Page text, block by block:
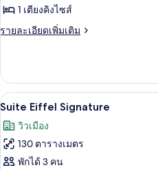
Suite
Duplex
avec
1 เตียงคิงไซส์
รายละเอียดเพิ่มเติม
ราย
เกี่ยว
กับ
Suite
avec
Terrasse
เปิด
ภาพถ่าย
ทั้งหมด
ของ
6
Suite Eiffel Signature
วิวเมือง
130 ตารางเมตร
พักได้ 3 คน